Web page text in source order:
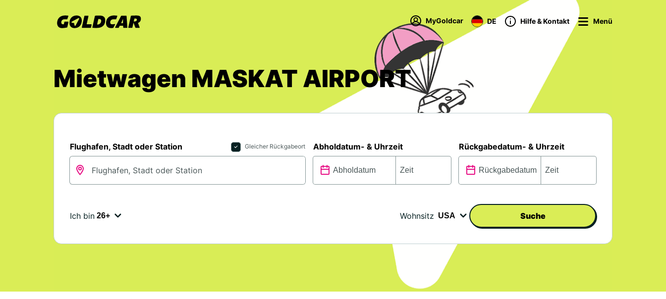
MyGoldcar DE Hilfe & Kontakt Menü
Mietwagen MASKAT AIRPORT
Flughafen, Stadt oder Station Gleicher Rückgabeort Abholdatum- & Uhrzeit Rückgabedatum- & Uhrzeit
Ich bin Wohnsitz Suche